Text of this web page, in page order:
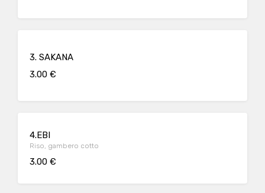
3. SAKANA
3.00 €
4.EBI
Riso, gambero cotto
3.00 €